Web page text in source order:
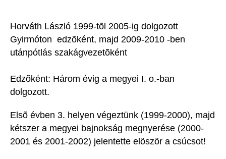
Horváth László 1999-tõl 2005-ig dolgozott
Gyirmóton edzõként, majd 2009-2010 -ben
utánpótlás szakágvezetõként
Edzõként: Három évig a megyei I. o.-ban
dolgozott.
Elsõ évben 3. helyen végeztünk (1999-2000), majd
kétszer a megyei bajnokság megnyerése (2000-
2001 és 2001-2002) jelentette elöször a csúcsot!